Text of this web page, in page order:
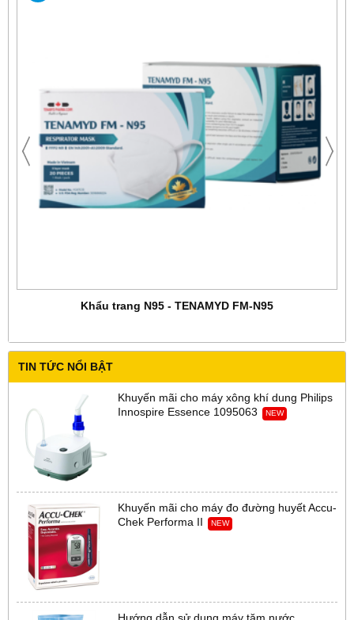
Khẩu trang N95 - TENAMYD FM-N95
TIN TỨC NỔI BẬT
Khuyến mãi cho máy xông khí dung Philips
Innospire Essence 1095063
NEW
Khuyến mãi cho máy đo đường huyết Accu-
Chek Performa II
NEW
Hướng dẫn sử dụng máy tăm nước